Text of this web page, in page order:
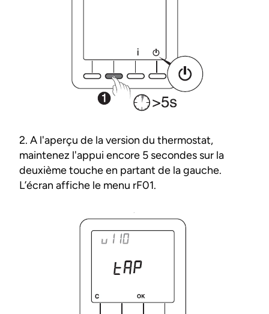
2. A l'aperçu de la version du thermostat,
maintenez l'appui encore 5 secondes sur la
deuxième touche en partant de la gauche.
L’écran affiche le menu rF01.